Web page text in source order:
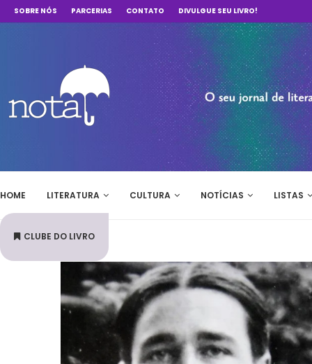
SOBRE NÓS PARCERIAS CONTATO DIVULGUE SEU LIVRO!
HOME LITERATURA CULTURA NOTÍCIAS LISTAS
CLUBE DO LIVRO